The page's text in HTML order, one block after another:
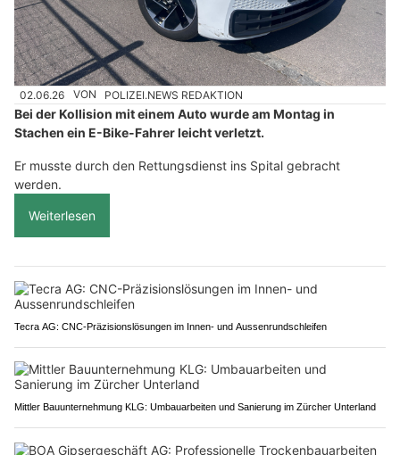
02.06.26 VON POLIZEI.NEWS REDAKTION
Bei der Kollision mit einem Auto wurde am Montag in
Stachen ein E-Bike-Fahrer leicht verletzt.
Er musste durch den Rettungsdienst ins Spital gebracht
werden.
Weiterlesen
Tecra AG: CNC-Präzisionslösungen im Innen- und Aussenrundschleifen
Mittler Bauunternehmung KLG: Umbauarbeiten und Sanierung im Zürcher Unterland